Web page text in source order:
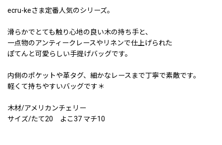
ecru-keさま定番人気のシリーズ。
滑らかでとても触り心地の良い木の持ち手と、
一点物のアンティークレースやリネンで仕上げられた
ぽてんと可愛らしい手提げバッグです。
内側のポケットや革タグ、細かなレースまで丁寧で素敵です。
軽くて持ちやすいバッグです＊
木材/アメリカンチェリー
サイズ/たて20 よこ37 マチ10